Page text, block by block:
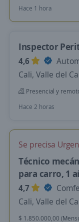
Hace 1 hora
Inspector
4,6
Cali, Valle del
Presencial y
Hace 2 horas
Se precisa
Técnico
para carro, 1
4,7
Cali, Valle del
$ 1.850.000,00